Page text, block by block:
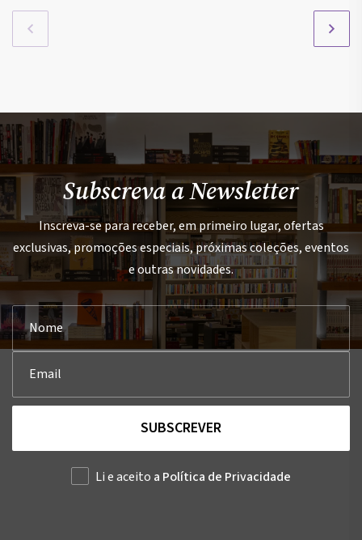
Subscreva a Newsletter
Inscreva-se para receber, em primeiro lugar, ofertas
exclusivas, promoções especiais, próximas coleções, eventos
e outras novidades.
SUBSCREVER
Li e aceito a Política de Privacidade